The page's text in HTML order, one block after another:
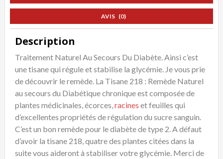
AVIS (0)
Description
Traitement Naturel Au Secours Du Diabète. Ainsi c’est
une tisane qui régule et stabilise la glycémie. Je vous prie
de découvrir le remède. La Tisane 218 : Remède Naturel
au secours du Diabétique chronique est composée de
plantes médicinales, écorces,racines et feuilles qui
d’excellentes propriétés de régulation du sucre sanguin.
C’est un bon remède pour le diabète de type 2. A défaut
d’avoir la tisane 218, quatre des plantes citées dans la
suite vous aideront à stabiliser votre glycémie. Merci de